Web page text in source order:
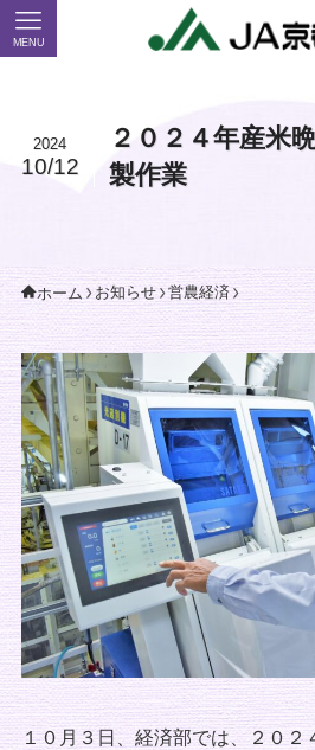
MENU
２０２４年産米
製作業
2024
10/12
ホーム お知らせ 営農経済
１０月３日、経済部では、２０